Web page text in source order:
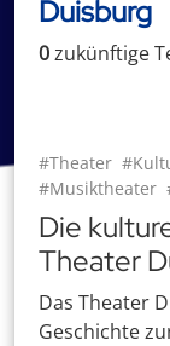
Duisburg
0zukünftige
#Theater
#Musiktheater
Die
Theater
Das Theater
Geschichte